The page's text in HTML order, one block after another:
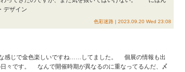
デザイン
色彩迷路 | 2023.09.20 Wed 23:08
じで金色楽しいですね……してました。 個展の情報も出
々です。 なんで開催時期が異なるのに重なってるんだ、〆